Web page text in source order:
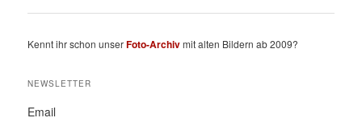
Kennt ihr schon unserFoto-Archivmit alten Bildern ab 2009?
NEWSLETTER
Email